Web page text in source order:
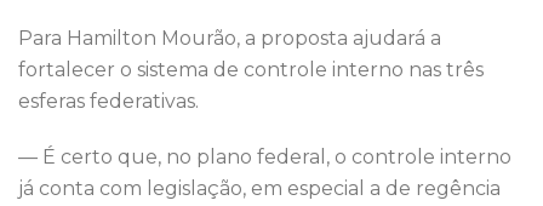
Para Hamilton Mourão, a proposta ajudará a
fortalecer o sistema de controle interno nas três
esferas federativas.
— É certo que, no plano federal, o controle interno
já conta com legislação, em especial a de regência